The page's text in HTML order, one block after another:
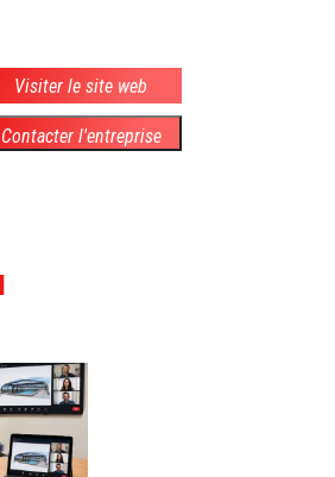
Visiter le site web
Contacter l'entreprise